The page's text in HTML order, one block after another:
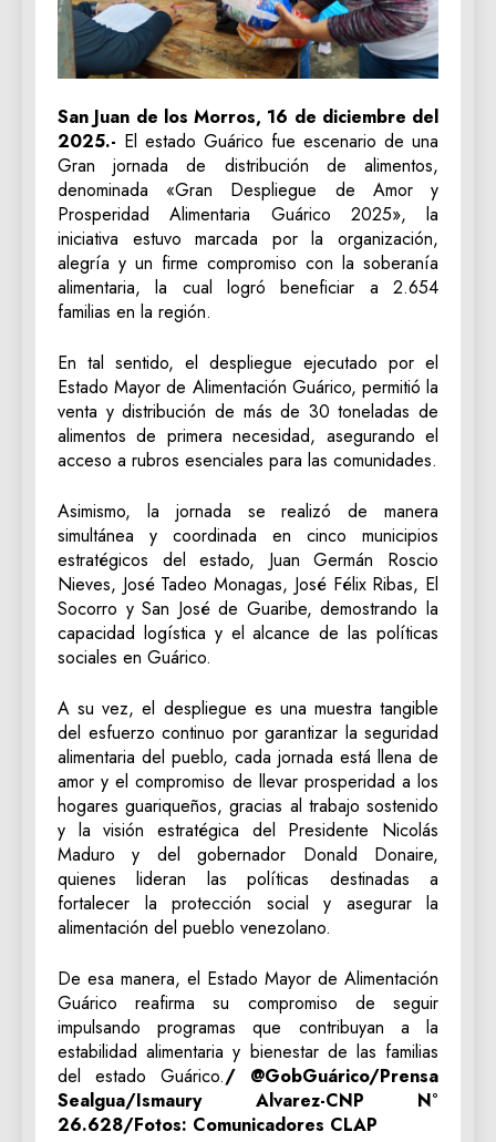
San Juan de los Morros, 16 de diciembre del
2025.- El estado Guárico fue escenario de una
Gran jornada de distribución de alimentos,
denominada «Gran Despliegue de Amor y
Prosperidad Alimentaria Guárico 2025», la
iniciativa estuvo marcada por la organización,
alegría y un firme compromiso con la soberanía
alimentaria, la cual logró beneficiar a 2.654
familias en la región.
En tal sentido, el despliegue ejecutado por el
Estado Mayor de Alimentación Guárico, permitió la
venta y distribución de más de 30 toneladas de
alimentos de primera necesidad, asegurando el
acceso a rubros esenciales para las comunidades.
Asimismo, la jornada se realizó de manera
simultánea y coordinada en cinco municipios
estratégicos del estado, Juan Germán Roscio
Nieves, José Tadeo Monagas, José Félix Ribas, El
Socorro y San José de Guaribe, demostrando la
capacidad logística y el alcance de las políticas
sociales en Guárico.
A su vez, el despliegue es una muestra tangible
del esfuerzo continuo por garantizar la seguridad
alimentaria del pueblo, cada jornada está llena de
amor y el compromiso de llevar prosperidad a los
hogares guariqueños, gracias al trabajo sostenido
y la visión estratégica del Presidente Nicolás
Maduro y del gobernador Donald Donaire,
quienes lideran las políticas destinadas a
fortalecer la protección social y asegurar la
alimentación del pueblo venezolano.
De esa manera, el Estado Mayor de Alimentación
Guárico reafirma su compromiso de seguir
impulsando programas que contribuyan a la
estabilidad alimentaria y bienestar de las familias
del estado Guárico./ @GobGuárico/Prensa
Sealgua/Ismaury Alvarez-CNP N°
26.628/Fotos: Comunicadores CLAP